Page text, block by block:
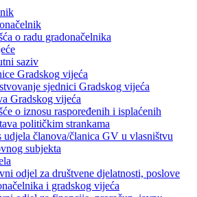
o radu gradonačelnika
saziv
Gradskog vijeća
sjednici Gradskog vijeća
Gradskog vijeća
o iznosu raspoređenih i isplaćenih
političkim strankama
udjela članova/članica GV u vlasništvu
subjekta
odjel za društvene djelatnosti, poslove
i gradskog vijeća